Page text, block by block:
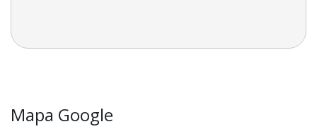
Mapa Google